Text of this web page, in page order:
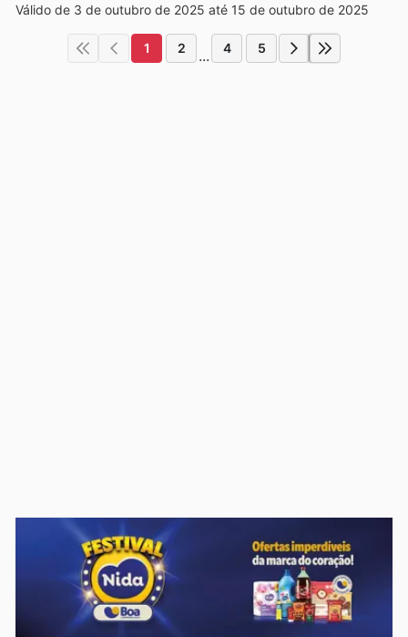
Válido de 3 de outubro de 2025 até 15 de outubro de 2025
1 2 ... 4 5